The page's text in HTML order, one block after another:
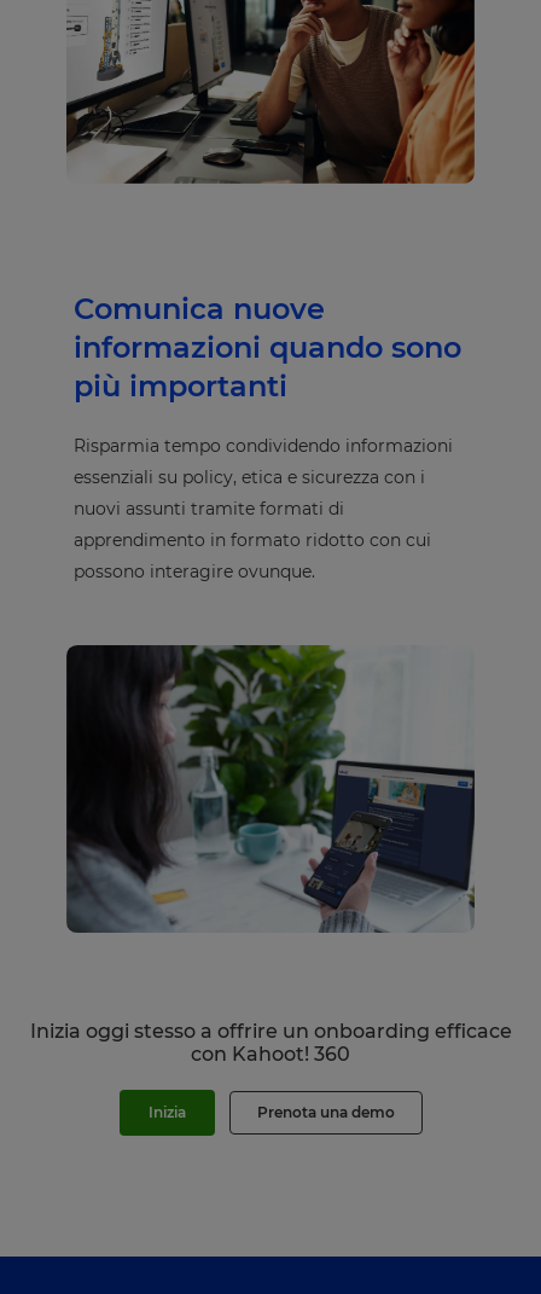
Comunica nuove
informazioni quando sono
più importanti
Risparmia tempo condividendo informazioni
essenziali su policy, etica e sicurezza con i
nuovi assunti tramite formati di
apprendimento in formato ridotto con cui
possono interagire ovunque.
Inizia oggi stesso a offrire un onboarding efficace
con Kahoot! 360
Inizia Prenota una demo